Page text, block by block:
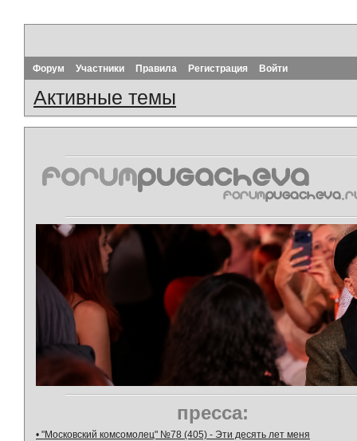
Форум Участники Правила Регистрация Войти
Активные темы
пресса:
• "Московский комсомолец" №78 (405) - Эти десять лет меня